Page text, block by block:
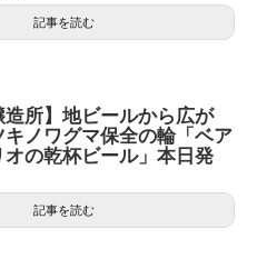
記事を読む
造所】地ビールから広が
キノワグマ保全の輪「ベア
の乾杯ビール」本日発
記事を読む